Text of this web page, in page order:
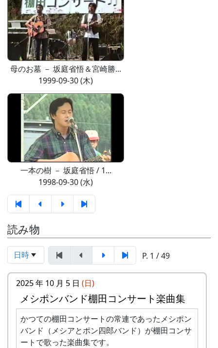
母のお墓 － 坂庭省悟＆宮崎勝...
1999-09-30 (木)
一本の樹 － 坂庭省悟 / 1...
1998-09-30 (水)
読み物
日時 P. 1 / 49
2025 年 10 月 5 日 (日)
メシポンバンド棚田コンサート楽曲集
かつての棚田コンサートの常連であったメシポン
バンド（メシアとポン四郎バンド）が棚田コンサ
ートで歌った楽曲集です。